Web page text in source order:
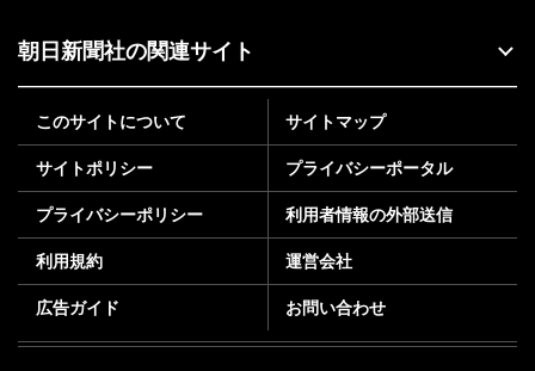
朝日新聞社の関連サイト
このサイトについて サイトマップ
サイトポリシー プライバシーポータル
プライバシーポリシー 利用者情報の外部送信
利用規約 運営会社
広告ガイド お問い合わせ